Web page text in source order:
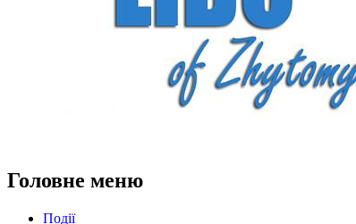
Головне меню
Події